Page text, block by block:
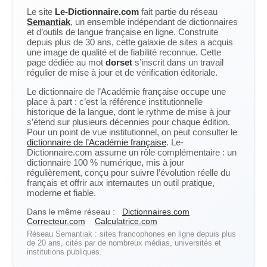
Le site Le-Dictionnaire.com fait partie du réseau
Semantiak, un ensemble indépendant de dictionnaires
et d’outils de langue française en ligne. Construite
depuis plus de 30 ans, cette galaxie de sites a acquis
une image de qualité et de fiabilité reconnue. Cette
page dédiée au mot dorset s’inscrit dans un travail
régulier de mise à jour et de vérification éditoriale.
Le dictionnaire de l’Académie française occupe une
place à part : c’est la référence institutionnelle
historique de la langue, dont le rythme de mise à jour
s’étend sur plusieurs décennies pour chaque édition.
Pour un point de vue institutionnel, on peut consulter le
dictionnaire de l’Académie française. Le-
Dictionnaire.com assume un rôle complémentaire : un
dictionnaire 100 % numérique, mis à jour
régulièrement, conçu pour suivre l’évolution réelle du
français et offrir aux internautes un outil pratique,
moderne et fiable.
Dans le même réseau :
Dictionnaires.com
Correcteur.com
Calculatrice.com
Réseau Semantiak : sites francophones en ligne depuis plus
de 20 ans, cités par de nombreux médias, universités et
institutions publiques.